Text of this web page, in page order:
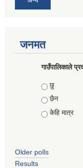
जनमत
गाउँपालिकाले
Choices
छु
छैन
केहि मात्र
Older polls
Results